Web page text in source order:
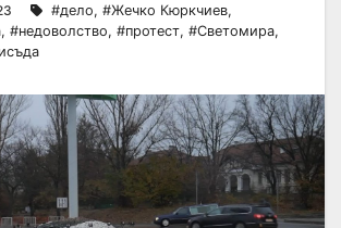
#дело, #Жечко Кюркчиев,
, #недоволство, #протест, #Светомира,